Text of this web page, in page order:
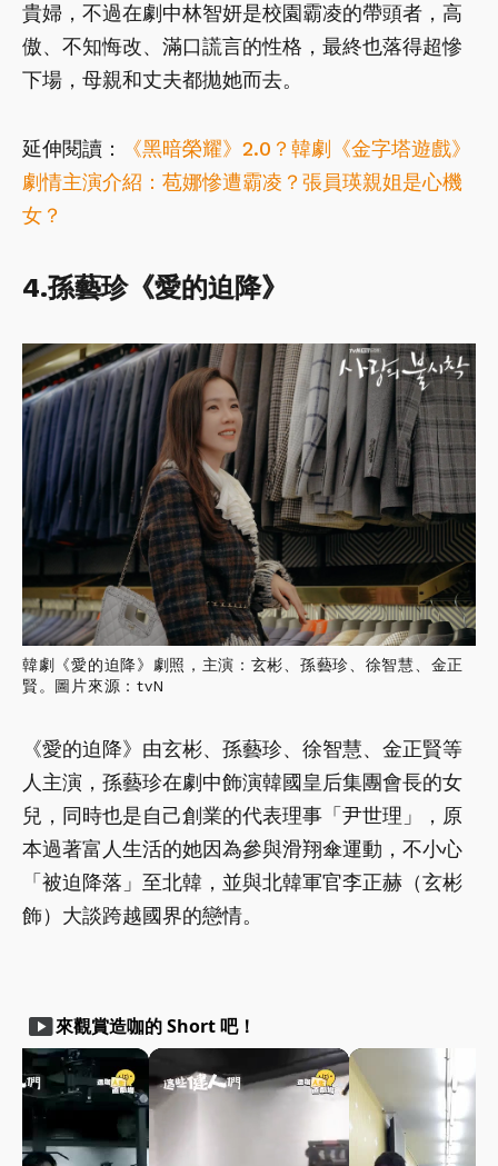
貴婦，不過在劇中林智妍是校園霸凌的帶頭者，高
傲、不知悔改、滿口謊言的性格，最終也落得超慘
下場，母親和丈夫都拋她而去。
延伸閱讀：
《黑暗榮耀》2.0？韓劇《金字塔遊戲》
劇情主演介紹：苞娜慘遭霸凌？張員瑛親姐是心機
女？
4.孫藝珍《愛的迫降》
韓劇《愛的迫降》劇照，主演：玄彬、孫藝珍、徐智慧、金正
賢。圖片來源：tvN
《愛的迫降》由玄彬、孫藝珍、徐智慧、金正賢等
人主演，孫藝珍在劇中飾演韓國皇后集團會長的女
兒，同時也是自己創業的代表理事「尹世理」，原
本過著富人生活的她因為參與滑翔傘運動，不小心
「被迫降落」至北韓，並與北韓軍官李正赫（玄彬
飾）大談跨越國界的戀情。
smart_display來觀賞造咖的 Short 吧！